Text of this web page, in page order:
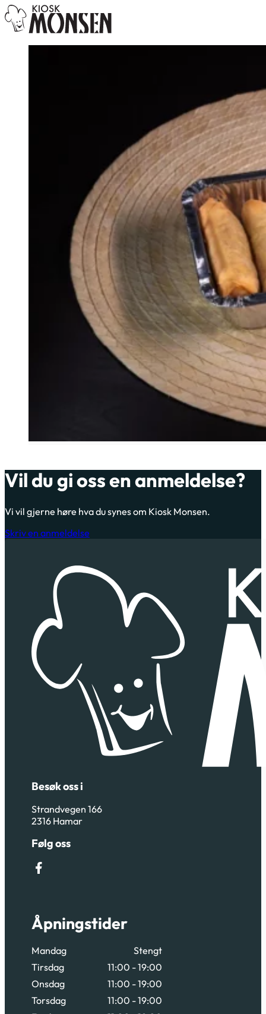
Vil du gi oss en anmeldelse?
Vi vil gjerne høre hva du synes om Kiosk Monsen.
Skriv en anmeldelse
Besøk oss i
Strandvegen 166
2316 Hamar
Følg oss
Følg oss på Facebook
Åpningstider
Mandag
Stengt
Tirsdag
11:00 - 19:00
Onsdag
11:00 - 19:00
Torsdag
11:00 - 19:00